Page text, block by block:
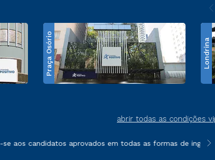
Praça Osório Londrina
abrir todas as condições
serviços
candidatos aprovados em todas as formas de